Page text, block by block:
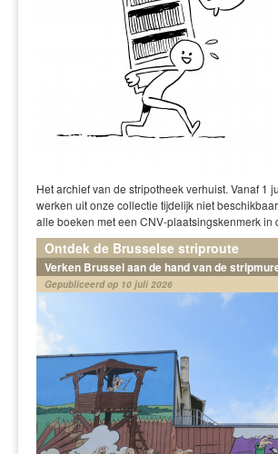
Het archief van de stripotheek verhuist. Vanaf 1
werken uit onze collectie tijdelijk niet
alle boeken met een CNV-plaatsingskenmerk
Ontdek de Brusselse striproute
Verken Brussel aan de hand van de
Gepubliceerd op 10 juli 2026